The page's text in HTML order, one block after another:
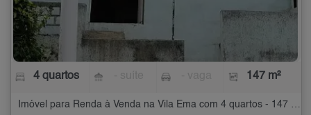
4 quartos 147 m²
Imóvel para Renda à Venda na Vila Ema com 4 quartos - 147 m²